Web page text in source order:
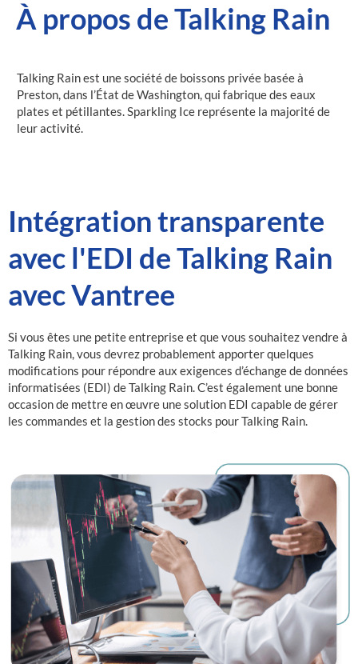
À propos de Talking Rain
Talking Rain est une société de boissons privée basée à
Preston, dans l’État de Washington, qui fabrique des eaux
plates et pétillantes. Sparkling Ice représente la majorité de
leur activité.
Intégration transparente
avec l'EDI de Talking Rain
avec Vantree
Si vous êtes une petite entreprise et que vous souhaitez vendre à
Talking Rain, vous devrez probablement apporter quelques
modifications pour répondre aux exigences d’échange de données
informatisées (EDI) de Talking Rain. C’est également une bonne
occasion de mettre en œuvre une solution EDI capable de gérer
les commandes et la gestion des stocks pour Talking Rain.